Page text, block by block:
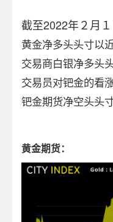
截至2022年２月１
黄金净多头头寸以
交易商白银净多头
交易员对钯金的看
钯金期货净空头头
黄金期货：